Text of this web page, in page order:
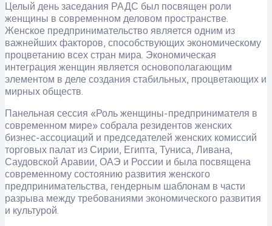
Целый день заседания РАДС был посвящен роли
женщины в современном деловом пространстве.
Женское предпринимательство является одним из
важнейших факторов, способствующих экономическому
процветанию всех стран мира. Экономическая
интеграция женщин является основополагающим
элементом в деле создания стабильных, процветающих и
мирных обществ.
Панельная сессия «Роль женщины-предпринимателя в
современном мире» собрала резидентов женских
бизнес-ассоциаций и председателей женских комиссий
торговых палат из Сирии, Египта, Туниса, Ливана,
Саудовской Аравии, ОАЭ и России и была посвящена
современному состоянию развития женского
предпринимательства, гендерным шаблонам в части
разрыва между требованиями экономического развития
и культурой.